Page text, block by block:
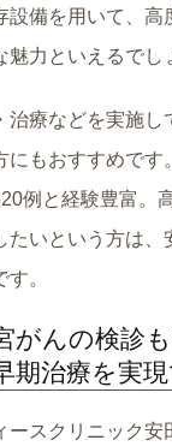
設備を用いて、高
力といえるでし
治療などを実施し
にもおすすめで
例と経験豊富。
たいという方は、
。
がんの検診
期治療を実
ースクリニック安